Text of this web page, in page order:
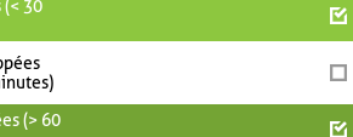
30
(> 60